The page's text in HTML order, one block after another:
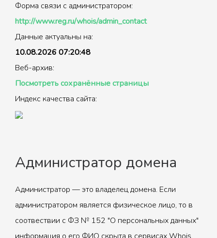
Форма связи с администратором:
http://www.reg.ru/whois/admin_contact
Данные актуальны на:
10.08.2026 07:20:48
Веб-архив:
Посмотреть сохранённые страницы
Индекс качества сайта:
Администратор домена
Администратор — это владелец домена. Если
администратором является физическое лицо, то в
соотвествии с ФЗ № 152 "О персональных данных"